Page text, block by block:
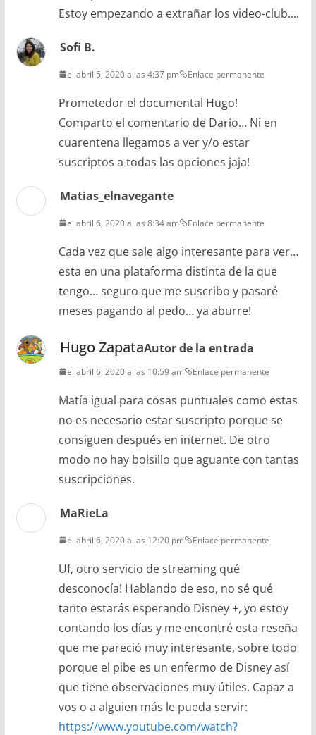
Estoy empezando a extrañar los video-club….
Sofi B.
el abril 5, 2020 a las 4:37 pm Enlace permanente
Prometedor el documental Hugo!
Comparto el comentario de Darío… Ni en
cuarentena llegamos a ver y/o estar
suscriptos a todas las opciones jaja!
Matias_elnavegante
el abril 6, 2020 a las 8:34 am Enlace permanente
Cada vez que sale algo interesante para ver…
esta en una plataforma distinta de la que
tengo… seguro que me suscribo y pasaré
meses pagando al pedo… ya aburre!
Hugo ZapataAutor de la entrada
el abril 6, 2020 a las 10:59 am Enlace permanente
Matía igual para cosas puntuales como estas
no es necesario estar suscripto porque se
consiguen después en internet. De otro
modo no hay bolsillo que aguante con tantas
suscripciones.
MaRieLa
el abril 6, 2020 a las 12:20 pm Enlace permanente
Uf, otro servicio de streaming qué
desconocía! Hablando de eso, no sé qué
tanto estarás esperando Disney +, yo estoy
contando los días y me encontré esta reseña
que me pareció muy interesante, sobre todo
porque el pibe es un enfermo de Disney así
que tiene observaciones muy útiles. Capaz a
vos o a alguien más le pueda servir:
https://www.youtube.com/watch?